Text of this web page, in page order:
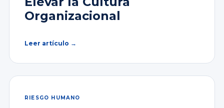
Organizacional
Leer artículo →
RIESGO HUMANO